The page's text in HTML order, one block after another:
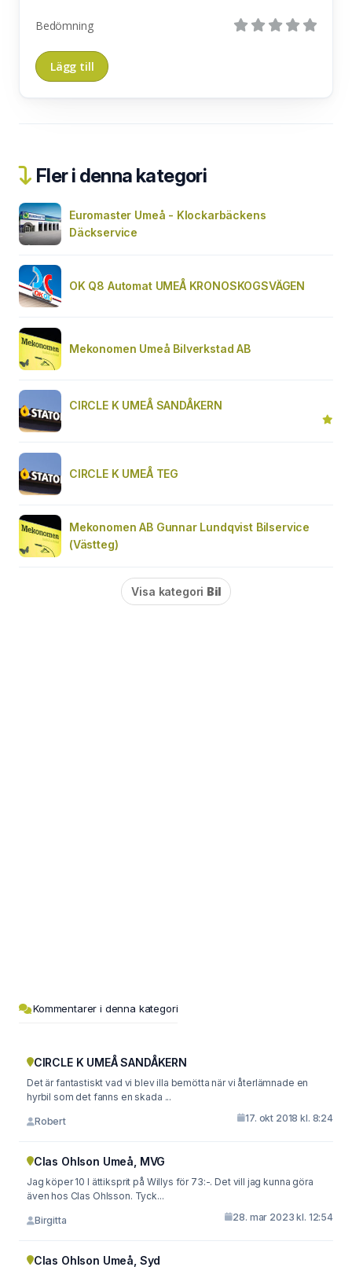
Bedömning
Fler i denna kategori
Euromaster Umeå - Klockarbäckens
Däckservice
OK Q8 Automat UMEÅ KRONOSKOGSVÄGEN
Mekonomen Umeå Bilverkstad AB
CIRCLE K UMEÅ SANDÅKERN
CIRCLE K UMEÅ TEG
Mekonomen AB Gunnar Lundqvist Bilservice
(Västteg)
Visa kategori Bil
Kommentarer i denna kategori
CIRCLE K UMEÅ SANDÅKERN
Det är fantastiskt vad vi blev illa bemötta när vi återlämnade en
hyrbil som det fanns en skada ...
Robert 17. okt 2018 kl. 8:24
Clas Ohlson Umeå, MVG
Jag köper 10 l ättiksprit på Willys för 73:-. Det vill jag kunna göra
även hos Clas Ohlsson. Tyck...
Birgitta 28. mar 2023 kl. 12:54
Clas Ohlson Umeå, Syd